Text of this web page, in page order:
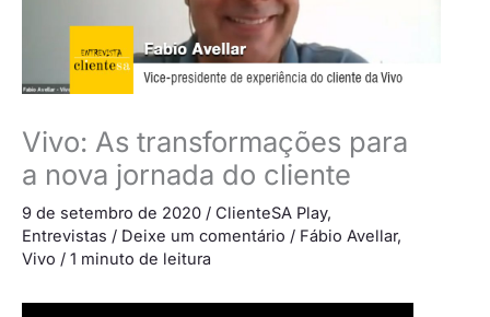
Vivo: As transformações para
a nova jornada do cliente
9 de setembro de 2020 / ClienteSA Play,
Entrevistas / Deixe um comentário / Fábio Avellar,
Vivo / 1 minuto de leitura